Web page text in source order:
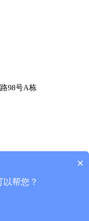
98号A栋
有侵权行为请告知网
声明】若无告之盗用
×
帮您？